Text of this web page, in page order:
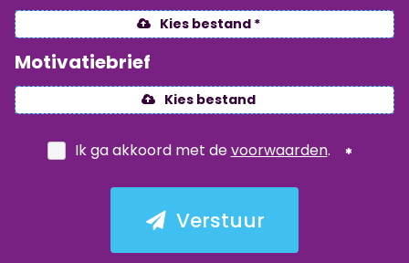
Kies bestand *
Motivatiebrief
Kies bestand
Ik ga akkoord met devoorwaarden.
Verstuur